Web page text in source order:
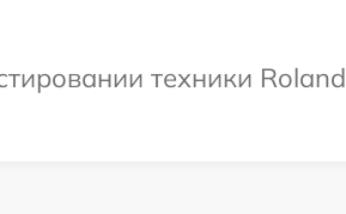
техники